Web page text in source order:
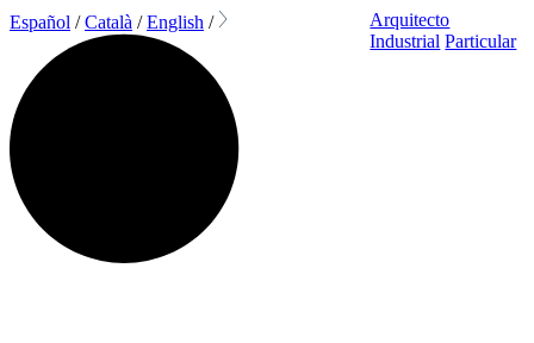
Español /Català /English /
Arquitecto
Industrial Particular